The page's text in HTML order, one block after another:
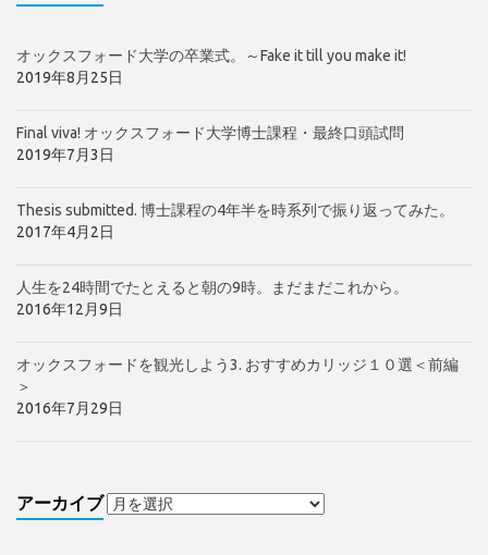
オックスフォード大学の卒業式。～Fake it till you make it!
2019年8月25日
Final viva! オックスフォード大学博士課程・最終口頭試問
2019年7月3日
Thesis submitted. 博士課程の4年半を時系列で振り返ってみた。
2017年4月2日
人生を24時間でたとえると朝の9時。まだまだこれから。
2016年12月9日
オックスフォードを観光しよう3. おすすめカリッジ１０選＜前編
＞
2016年7月29日
アーカイブ